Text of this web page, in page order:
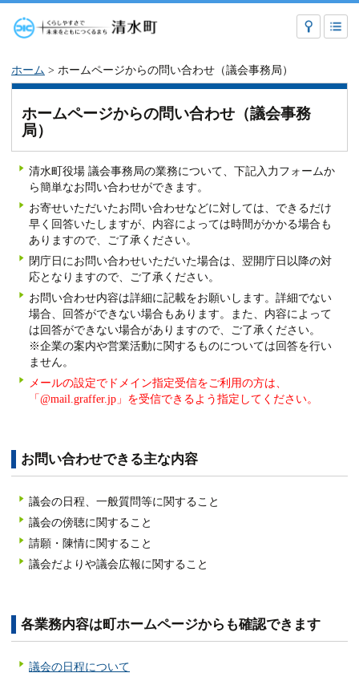
ホーム > ホームページからの問い合わせ（議会事務局）
ホームページからの問い合わせ（議会事務
局）
清水町役場 議会事務局の業務について、下記入力フォームか
ら簡単なお問い合わせができます。
お寄せいただいたお問い合わせなどに対しては、できるだけ
早く回答いたしますが、内容によっては時間がかかる場合も
ありますので、ご了承ください。
閉庁日にお問い合わせいただいた場合は、翌開庁日以降の対
応となりますので、ご了承ください。
お問い合わせ内容は詳細に記載をお願いします。詳細でない
場合、回答ができない場合もあります。また、内容によって
は回答ができない場合がありますので、ご了承ください。
※企業の案内や営業活動に関するものについては回答を行い
ません。
メールの設定でドメイン指定受信をご利用の方は、
「@mail.graffer.jp」を受信できるよう指定してください。
お問い合わせできる主な内容
議会の日程、一般質問等に関すること
議会の傍聴に関すること
請願・陳情に関すること
議会だよりや議会広報に関すること
各業務内容は町ホームページからも確認できます
議会の日程について